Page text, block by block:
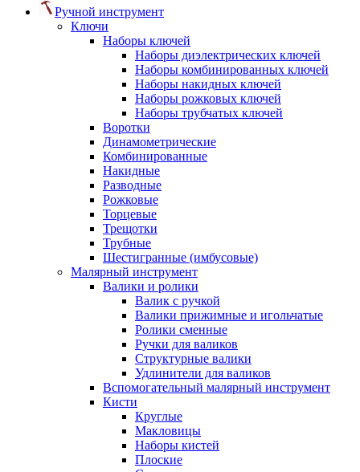
Ручной инструмент
Ключи
Наборы ключей
Наборы диэлектрических ключей
Наборы комбинированных ключей
Наборы накидных ключей
Наборы рожковых ключей
Наборы трубчатых ключей
Воротки
Динамометрические
Комбинированные
Накидные
Разводные
Рожковые
Торцевые
Трещотки
Трубные
Шестигранные (имбусовые)
Малярный инструмент
Валики и ролики
Валик с ручкой
Валики прижимные и игольчатые
Ролики сменные
Ручки для валиков
Структурные валики
Удлинители для валиков
Вспомогательный малярный инструмент
Кисти
Круглые
Макловицы
Наборы кистей
Плоские